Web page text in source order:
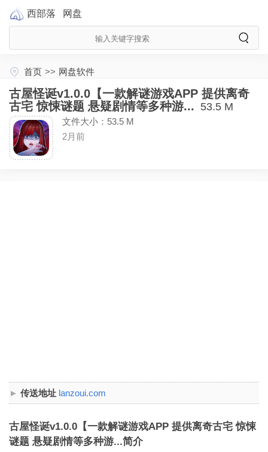
西部落 网盘
首页 >> 网盘软件
古屋怪诞v1.0.0【一款解谜游戏APP 提供离奇
古宅 惊悚谜题 悬疑剧情等多种游... 53.5 M
文件大小：53.5 M
2月前
传送地址 lanzoui.com
古屋怪诞v1.0.0【一款解谜游戏APP 提供离奇古宅 惊悚
谜题 悬疑剧情等多种游...简介